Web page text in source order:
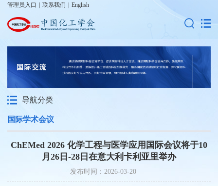
管理员入口 联系我们 English
导航分类
国际学术会议
ChEMed 2026 化学工程与医学应用国际会议将于10
月26日-28日在意大利卡利亚里举办
发布时间：2026-03-20